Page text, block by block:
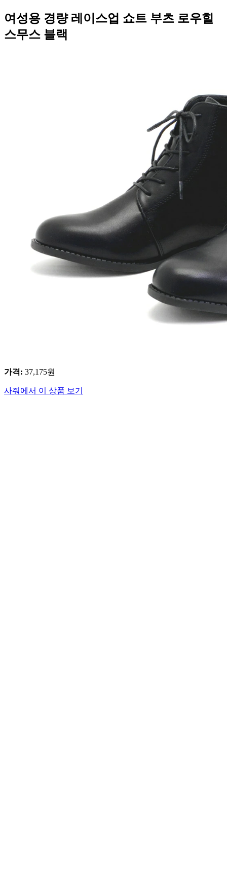
여성용 경량 레이스업 쇼트 부츠 로우힐
스무스 블랙
가격: 37,175원
사줘에서 이 상품 보기